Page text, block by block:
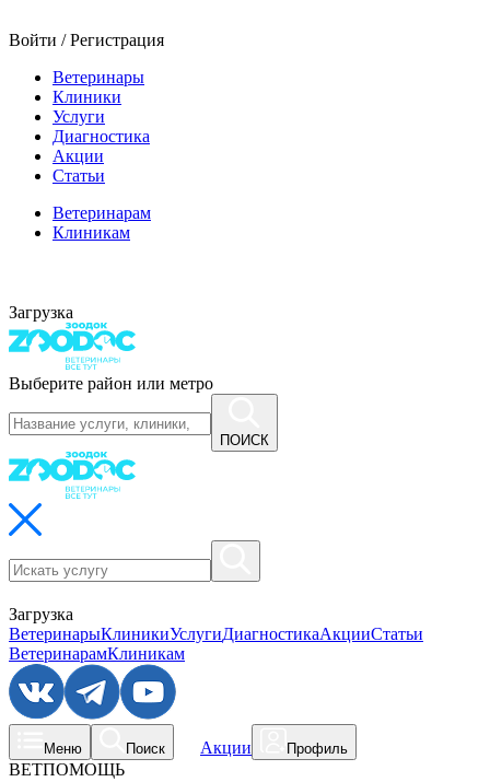
Войти / Регистрация
Ветеринары
Клиники
Услуги
Диагностика
Акции
Статьи
Ветеринарам
Клиникам
Загрузка
Выберите район или метро
ПОИСК
Загрузка
ВетеринарыКлиникиУслугиДиагностикаАкцииСтатьи
ВетеринарамКлиникам
Меню Поиск Акции Профиль
ВЕТПОМОЩЬ